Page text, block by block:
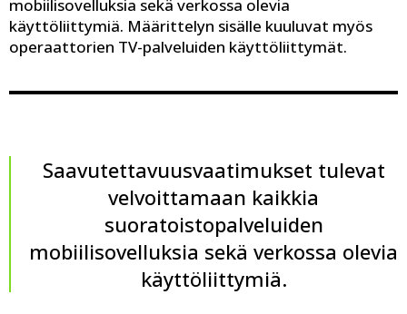
mobiilisovelluksia sekä verkossa olevia
käyttöliittymiä. Määrittelyn sisälle kuuluvat myös
operaattorien TV-palveluiden käyttöliittymät.
Saavutettavuusvaatimukset tulevat
velvoittamaan kaikkia
suoratoistopalveluiden
mobiilisovelluksia sekä verkossa olevia
käyttöliittymiä.